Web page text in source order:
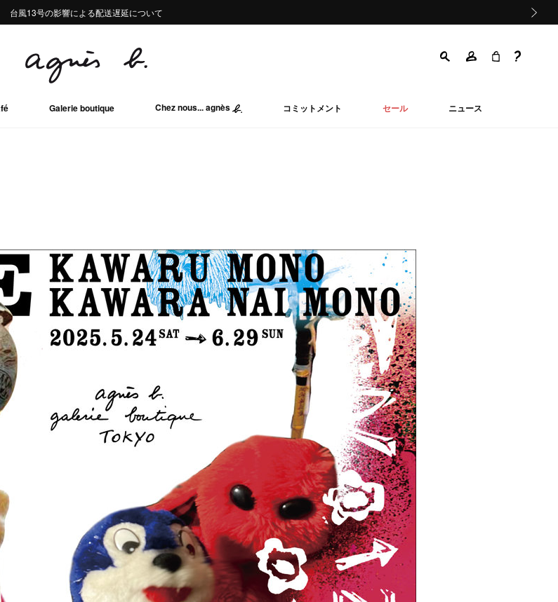
熊本地域地震の影響による配送遅延について
Summer Sale 2buy10%OFF!!
台風13号の影響による配送遅延について
熊本地域地震の影響による配送遅延について
Summer Sale 2buy10%OFF!!
Galerie boutique Chez nous... agnès コミットメント セール ニュース